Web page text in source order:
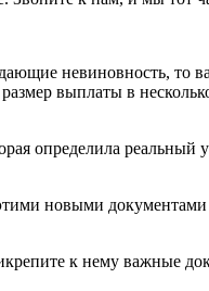
невиновность, то
выплаты в
определила реальный
новыми документами
к нему важные